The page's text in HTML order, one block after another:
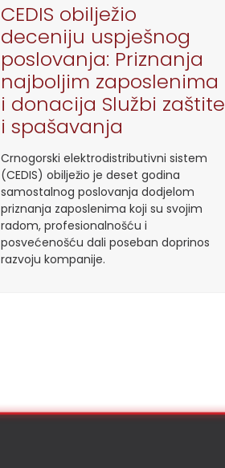
CEDIS obilježio
deceniju uspješnog
poslovanja: Priznanja
najboljim zaposlenima
i donacija Službi zaštite
i spašavanja
Crnogorski elektrodistributivni sistem
(CEDIS) obilježio je deset godina
samostalnog poslovanja dodjelom
priznanja zaposlenima koji su svojim
radom, profesionalnošću i
posvećenošću dali poseban doprinos
razvoju kompanije.